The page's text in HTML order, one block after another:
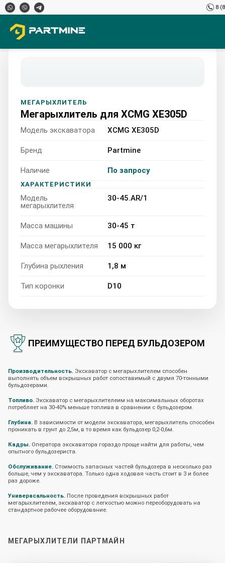
8
XCMG XE305D 30-45.AR/1
30-45 т
МЕГАРЫХЛИТЕЛЬ
Мегарыхлитель для XCMG XE305D
Модель экскаватора XCMG XE305D
Бренд Partmine
Наличие По запросу
ХАРАКТЕРИСТИКИ
Модель
мегарыхлителя
30-45.AR/1
Масса машины 30-45 т
Масса мегарыхлителя 15 000 кг
Глубина рыхления 1,8 м
Тип коронки D10
ПРЕИМУЩЕСТВО ПЕРЕД БУЛЬДОЗЕРОМ
Производительность. Экскаватор с мегарыхлителем способен
выполнять объем вскрышных работ сопоставимый с двумя 70-тонными
бульдозерами.
Топливо. Экскаватор с мегарыхлителеим на максимальных оборотах
потребляет на 30-40% меньше топлива в сравнении с бульдозером.
Глубина. В зависимости от модели экскаватора, мегарыхлитель способен
проникать в грунт до 2,5м, в то время как бульдозер 0,2-0,6м.
Кадры. Оператора экскаватора гораздо проще найти для работы, чем
опытного бульдозериста.
Обслуживание. Стоимость запасных частей бульдозера в несколько раз
больше, чем у экскаватора. Только одна ходовая часть стоит в 3 и более
раз дороже.
Универасальность. После проведения вскрышных работ
мегарыхлителем, экскаватор с легкостью можно переоборудовать на
стандартное рабочее оборудование.
МЕГАРЫХЛИТЕЛИ ПАРТМАЙН